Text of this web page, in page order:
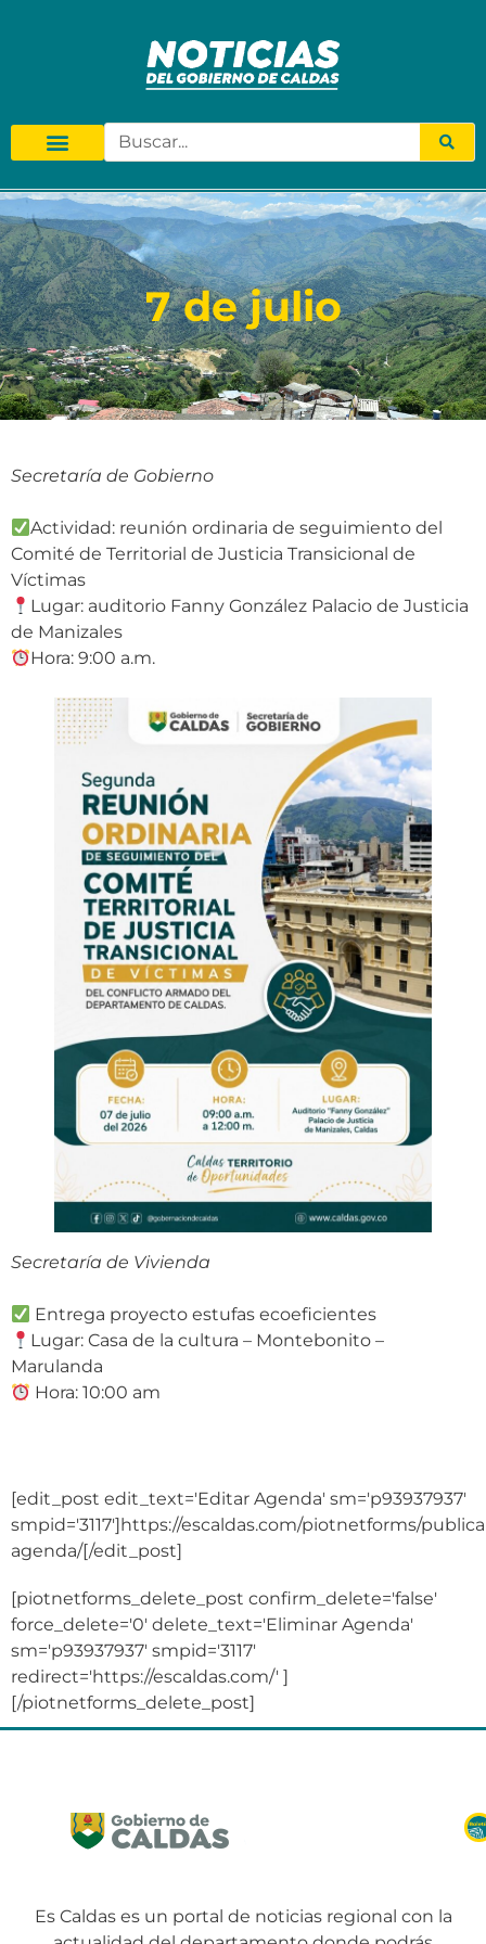
7 de julio
Secretaría de Gobierno
Actividad: reunión ordinaria de seguimiento del
Comité de Territorial de Justicia Transicional de
Víctimas
Lugar: auditorio Fanny González Palacio de Justicia
de Manizales
Hora: 9:00 a.m.
Secretaría de Vivienda
Entrega proyecto estufas ecoeficientes
Lugar: Casa de la cultura – Montebonito –
Marulanda
Hora: 10:00 am
[edit_post edit_text='Editar Agenda' sm='p93937937'
smpid='3117']https://escaldas.com/piotnetforms/
agenda/[/edit_post]
[piotnetforms_delete_post confirm_delete='false'
force_delete='0' delete_text='Eliminar Agenda'
sm='p93937937' smpid='3117'
redirect='https://escaldas.com/' ]
[/piotnetforms_delete_post]
Es Caldas es un portal de noticias regional con la